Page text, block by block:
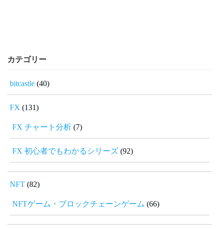
カテゴリー
bitcastle (40)
FX (131)
FX チャート分析 (7)
FX 初心者でもわかるシリーズ (92)
NFT (82)
NFTゲーム・ブロックチェーンゲーム (66)